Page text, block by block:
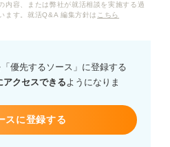
容、または弊社が就活相談を実施する過
ます。就活Q&A 編集方針は こちら
優先するソース」に登録する
クセスできるようになりま
スに登録する